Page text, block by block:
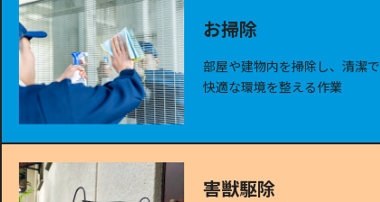
お掃除
部屋や建物内を掃除し、清潔で
快適な環境を整える作業
害獣駆除